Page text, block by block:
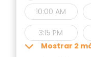
10:00 AM
3:15 PM
Mostrar 2